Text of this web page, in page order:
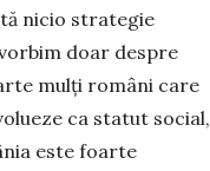
nicio strategie
doar despre
mulți români care
ca statut so­cial,
este foarte